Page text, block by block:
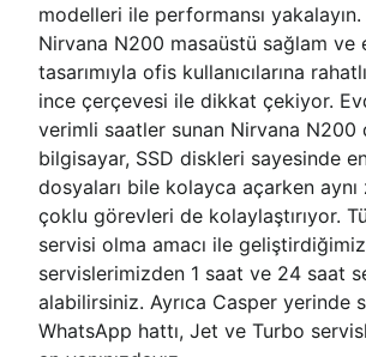
modelleri ile performansı
Nirvana N200 masaüstü sağlam ve
tasarımıyla ofis kullanıcılarına
ince çerçevesi ile dikkat çekiyor.
verimli saatler sunan Nirvana N200
bilgisayar, SSD diskleri sayesinde
dosyaları bile kolayca açarken aynı
çoklu görevleri de kolaylaştırıyor.
servisi olma amacı ile geliştirdiğimiz
servislerimizden 1 saat ve 24 saat
alabilirsiniz. Ayrıca Casper yerinde
WhatsApp hattı, Jet ve Turbo